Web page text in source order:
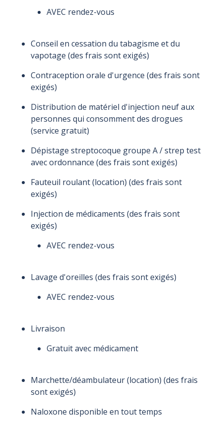
AVEC rendez-vous
Conseil en cessation du tabagisme et du
vapotage (des frais sont exigés)
Contraception orale d'urgence (des frais sont
exigés)
Distribution de matériel d'injection neuf aux
personnes qui consomment des drogues
(service gratuit)
Dépistage streptocoque groupe A / strep test
avec ordonnance (des frais sont exigés)
Fauteuil roulant (location) (des frais sont
exigés)
Injection de médicaments (des frais sont
exigés)
AVEC rendez-vous
Lavage d'oreilles (des frais sont exigés)
AVEC rendez-vous
Livraison
Gratuit avec médicament
Marchette/déambulateur (location) (des frais
sont exigés)
Naloxone disponible en tout temps